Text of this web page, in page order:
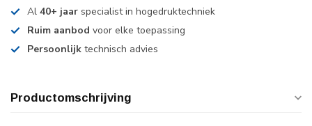
Al 40+ jaar specialist in hogedruktechniek
Ruim aanbod voor elke toepassing
Persoonlijk technisch advies
Productomschrijving